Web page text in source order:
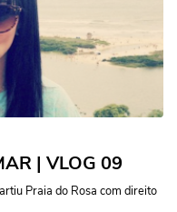
| VLOG 09
Praia do Rosa com direito